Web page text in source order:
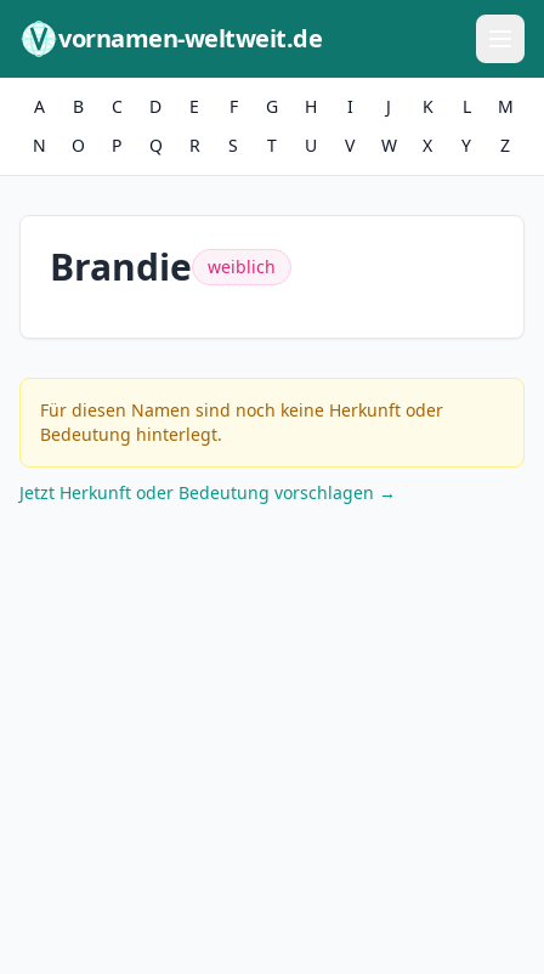
vornamen-weltweit.de
A B C D E F G H I J K L
M
N
O P Q R S T U V W X Y Z
Brandie weiblich
Für diesen Namen sind noch keine Herkunft oder
Bedeutung hinterlegt.
Jetzt Herkunft oder Bedeutung vorschlagen →